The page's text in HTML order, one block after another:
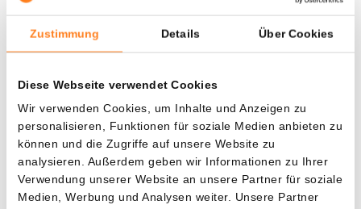
Zustimmung Details Über Cookies
Diese Webseite verwendet Cookies
Wir verwenden Cookies, um Inhalte und Anzeigen zu
personalisieren, Funktionen für soziale Medien anbieten zu
können und die Zugriffe auf unsere Website zu
analysieren. Außerdem geben wir Informationen zu Ihrer
Verwendung unserer Website an unsere Partner für soziale
Medien, Werbung und Analysen weiter. Unsere Partner
wenn Nachrichten über konkrete Handelsabkommen
herauskommen, sind größere Kurssteigerungen gut
Sichern Sie sich jetzt Ihren 10 € Bonus – exklusiv mit
Bitvavo powered by Hyphe
Profitieren Sie von der einzigartigen Partnerschaft
zwischen Newsbit und
Bitvavo powered by Hyphe
Eröffnen Sie über den Button unten Ihr Konto, tätigen Sie